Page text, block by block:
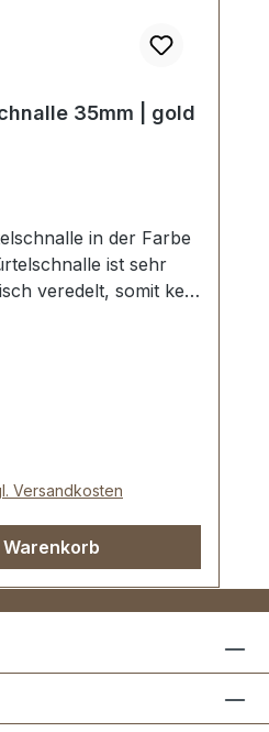
35mm | gold
in der Farbe
ist sehr
veredelt, somit kein
Versandkosten
Warenkorb